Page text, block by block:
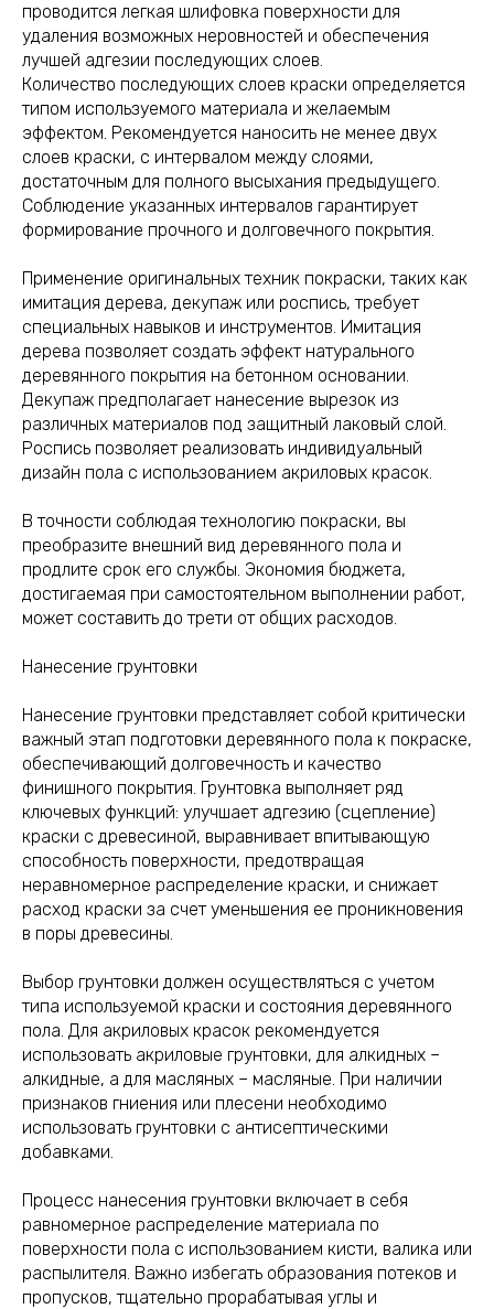
проводится легкая шлифовка поверхности для
удаления возможных неровностей и обеспечения
лучшей адгезии последующих слоев.
Количество последующих слоев краски определяется
типом используемого материала и желаемым
эффектом. Рекомендуется наносить не менее двух
слоев краски, с интервалом между слоями,
достаточным для полного высыхания предыдущего.
Соблюдение указанных интервалов гарантирует
формирование прочного и долговечного покрытия.
Применение оригинальных техник покраски, таких как
имитация дерева, декупаж или роспись, требует
специальных навыков и инструментов. Имитация
дерева позволяет создать эффект натурального
деревянного покрытия на бетонном основании.
Декупаж предполагает нанесение вырезок из
различных материалов под защитный лаковый слой.
Роспись позволяет реализовать индивидуальный
дизайн пола с использованием акриловых красок.
В точности соблюдая технологию покраски, вы
преобразите внешний вид деревянного пола и
продлите срок его службы. Экономия бюджета,
достигаемая при самостоятельном выполнении работ,
может составить до трети от общих расходов.
Нанесение грунтовки
Нанесение грунтовки представляет собой критически
важный этап подготовки деревянного пола к покраске,
обеспечивающий долговечность и качество
финишного покрытия. Грунтовка выполняет ряд
ключевых функций: улучшает адгезию (сцепление)
краски с древесиной, выравнивает впитывающую
способность поверхности, предотвращая
неравномерное распределение краски, и снижает
расход краски за счет уменьшения ее проникновения
в поры древесины.
Выбор грунтовки должен осуществляться с учетом
типа используемой краски и состояния деревянного
пола. Для акриловых красок рекомендуется
использовать акриловые грунтовки, для алкидных –
алкидные, а для масляных – масляные. При наличии
признаков гниения или плесени необходимо
использовать грунтовки с антисептическими
добавками.
Процесс нанесения грунтовки включает в себя
равномерное распределение материала по
поверхности пола с использованием кисти, валика или
распылителя. Важно избегать образования потеков и
пропусков, тщательно прорабатывая углы и